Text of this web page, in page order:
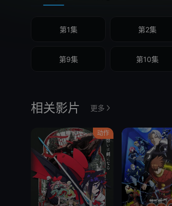
第1集 第2集
第9集 第10集
相关影片 更多
动作